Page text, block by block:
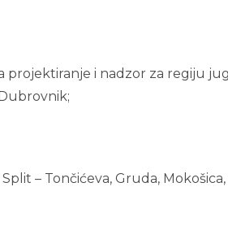
projektiranje i nadzor za regiju
Split – Tončićeva, Gruda,